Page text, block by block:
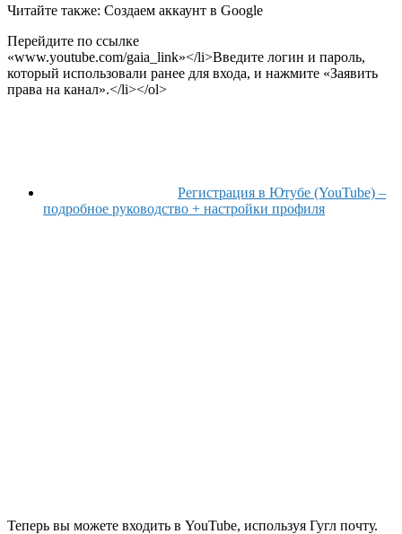
Читайте также: Создаем аккаунт в Google
Перейдите по ссылке
«www.youtube.com/gaia_link»</li>Введите логин и пароль,
который использовали ранее для входа, и нажмите «Заявить
права на канал».</li></ol>
Регистрация в Ютубе (YouTube) –
подробное руководство + настройки профиля
Теперь вы можете входить в YouTube, используя Гугл почту.